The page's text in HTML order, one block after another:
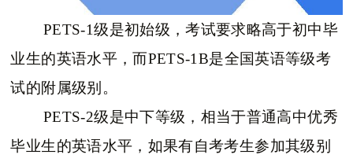
PETS-1级是初始级，考试要求略高于初中毕
业生的英语水平，而PETS-1B是全国英语等级考
试的附属级别。
PETS-2级是中下等级，相当于普通高中优秀
毕业生的英语水平，如果有自考考生参加其级别